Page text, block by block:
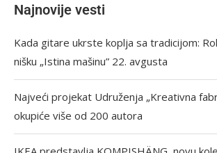
Najnovije vesti
Kada gitare ukrste koplja sa tradicijom:
nišku „Istina mašinu” 22. avgusta
Najveći projekat Udruženja „Kreativna
okupiće više od 200 autora